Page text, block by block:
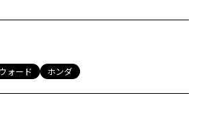
パール」、インテリアの「グレージュ×
由は、以下の通り。
ラーアウォードではカスタマーとどうコ
ォード ホンダ